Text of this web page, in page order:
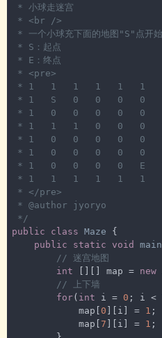
* @author jyoryo
*/
public
class Maze
{
public
static void main
// 迷宫地图
int [][] map = new
// 上下墙
for( int i = 0 ; i <
            map[
0 ][i] = 1 ;
            map[
7 ][i] = 1 ;